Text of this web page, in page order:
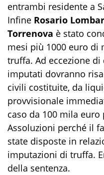
entrambi residente a
Infine Rosario
Torrenova è stato
mesi più 1000 euro di
truffa. Ad eccezione
imputati dovranno
civili costituite, da
provvisionale
caso da 100 mila euro
Assoluzioni perché il
state disposte in
imputazioni di truffa.
della sentenza.